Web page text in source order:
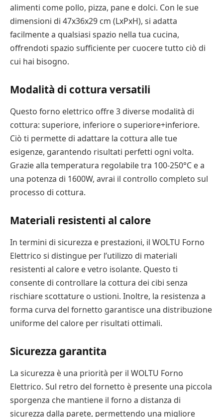
alimenti come pollo, pizza, pane e dolci. Con le sue
dimensioni di 47x36x29 cm (LxPxH), si adatta
facilmente a qualsiasi spazio nella tua cucina,
offrendoti spazio sufficiente per cuocere tutto ciò di
cui hai bisogno.
Modalità di cottura versatili
Questo forno elettrico offre 3 diverse modalità di
cottura: superiore, inferiore o superiore+inferiore.
Ciò ti permette di adattare la cottura alle tue
esigenze, garantendo risultati perfetti ogni volta.
Grazie alla temperatura regolabile tra 100-250°C e a
una potenza di 1600W, avrai il controllo completo sul
processo di cottura.
Materiali resistenti al calore
In termini di sicurezza e prestazioni, il WOLTU Forno
Elettrico si distingue per l’utilizzo di materiali
resistenti al calore e vetro isolante. Questo ti
consente di controllare la cottura dei cibi senza
rischiare scottature o ustioni. Inoltre, la resistenza a
forma curva del fornetto garantisce una distribuzione
uniforme del calore per risultati ottimali.
Sicurezza garantita
La sicurezza è una priorità per il WOLTU Forno
Elettrico. Sul retro del fornetto è presente una piccola
sporgenza che mantiene il forno a distanza di
sicurezza dalla parete, permettendo una migliore